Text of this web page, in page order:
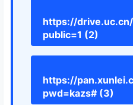
https://
public=1 (2)
https://
pwd=kazs# (3)